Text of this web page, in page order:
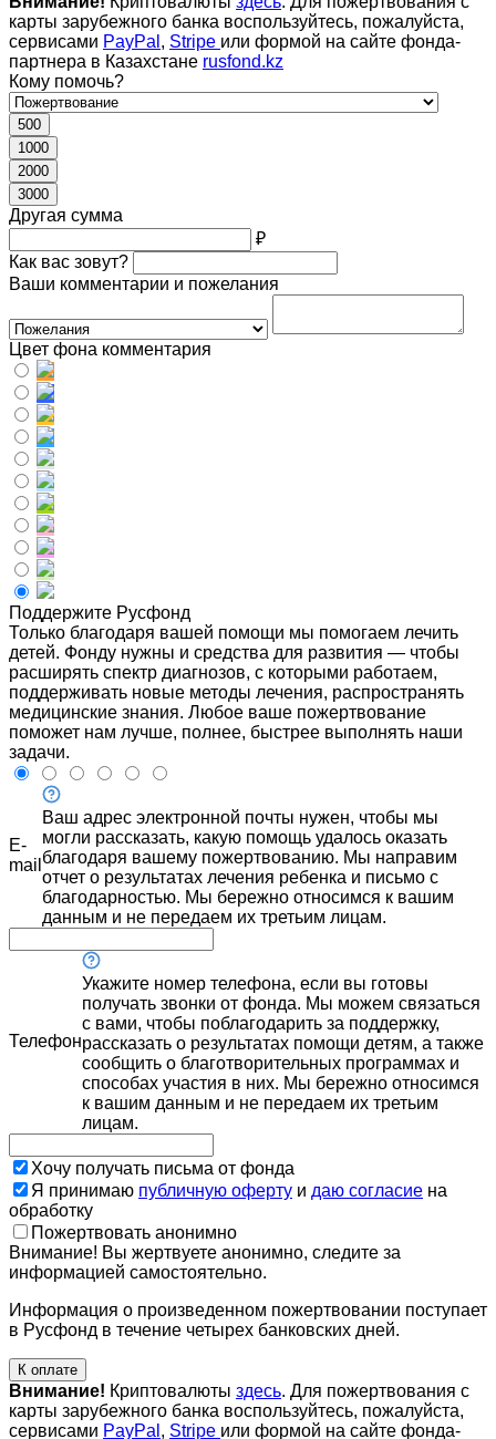
карты зарубежного банка воспользуйтесь, пожалуйста,
сервисами PayPal , Stripe или формой на сайте фонда-
партнера в Казахстане rusfond.kz
Кому помочь?
500
1000
2000
3000
Другая сумма
₽
Как вас зовут?
Ваши комментарии и пожелания
Цвет фона комментария
Поддержите Русфонд
Только благодаря вашей помощи мы помогаем лечить
детей. Фонду нужны и средства для развития — чтобы
расширять спектр диагнозов, с которыми работаем,
поддерживать новые методы лечения, распространять
медицинские знания. Любое ваше пожертвование
поможет нам лучше, полнее, быстрее выполнять наши
задачи.
E-
mail
Ваш адрес электронной почты нужен, чтобы мы
могли рассказать, какую помощь удалось оказать
благодаря вашему пожертвованию. Мы направим
отчет о результатах лечения ребенка и письмо с
благодарностью. Мы бережно относимся к вашим
данным и не передаем их третьим лицам.
Телефон
Укажите номер телефона, если вы готовы
получать звонки от фонда. Мы можем связаться
с вами, чтобы поблагодарить за поддержку,
рассказать о результатах помощи детям, а также
сообщить о благотворительных программах и
способах участия в них. Мы бережно относимся
к вашим данным и не передаем их третьим
лицам.
Хочу получать письма от фонда
Я принимаю публичную оферту и даю согласие на
обработку
Пожертвовать анонимно
Внимание! Вы жертвуете анонимно, следите за
информацией самостоятельно.
Информация о произведенном пожертвовании поступает
в Русфонд в течение четырех банковских дней.
К оплате
Внимание! Криптовалюты здесь. Для пожертвования с
карты зарубежного банка воспользуйтесь, пожалуйста,
сервисами PayPal , Stripe или формой на сайте фонда-